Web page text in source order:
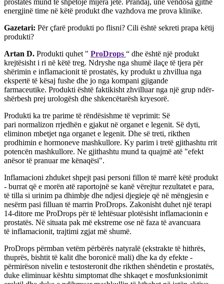
prostatës mund të shpëtojë mijëra jetë. Prandaj, unë vendosa gjithë
energjinë time në këtë produkt dhe vazhdova me prova klinike.
Gazetari: Për çfarë produkti po flisni? Cili është sekreti prapa këtij
produkti?
Artan D. Produkti quhet " ProDrops “ dhe është një produkt
krejtësisht i ri në këtë treg. Ndryshe nga shumë ilaçe të tjera për
shërimin e inflamacionit të prostatës, ky produkt u zhvillua nga
ekspertë të kësaj fushe dhe jo nga kompani gjigande
farmaceutike. Produkti është faktikisht zhvilluar nga një grup ndër-
shërbesh prej urologësh dhe shkencëtarësh kryesorë.
Produkti ka tre parime të rëndësishme të veprimit: Së
pari normalizon rrjedhën e gjakut në organet e legenit. Së dyti,
eliminon mbetjet nga organet e legenit. Dhe së treti, rikthen
prodhimin e hormoneve mashkullore. Ky parim i tretë gjithashtu rrit
potencën mashkullore. Ne gjithashtu mund ta quajmë atë "efekt
anësor të pranuar me kënaqësi".
Inflamacioni zhduket shpejt pasi personi fillon të marrë këtë produkt
- burrat që e morën atë raportojnë se kanë vërejtur rezultatet e para,
të tilla si urinim pa dhimbje dhe ndjesi djegieje që në mëngjesin e
nesërm pasi filluan të marrin ProDrops. Zakonisht duhet një terapi
14-ditore me ProDrops për të lehtësuar plotësisht inflamacionin e
prostatës. Në situata pak më ekstreme ose në faza të avancuara
të inflamacionit, trajtimi zgjat më shumë.
ProDrops përmban vetëm përbërës natyralë (ekstrakte të hithrës,
thuprës, bishtit të kalit dhe boronicë mali) dhe ka dy efekte -
përmirëson nivelin e testosteronit dhe rikthen shëndetin e prostatës,
duke eliminuar kështu simptomat dhe shkaqet e mosfunksionimit